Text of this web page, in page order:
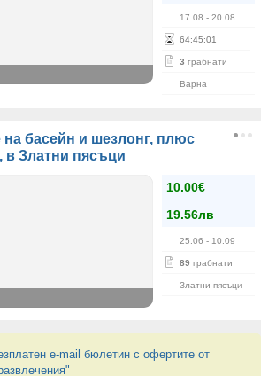
17.08 - 20.08
64:45:01
3 грабнати
Варна
на басейн и шезлонг, плюс
в Златни пясъци
10.00€
19.56лв
25.06 - 10.09
89 грабнати
Златни пясъци
e-mail бюлетин с офертите от